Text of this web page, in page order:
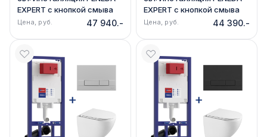
EXPERT с кнопкой смыва
хром глянец + унитаз
Цена, руб. 47 940.-
EXPERT с кнопкой смыва
белый глянец + унитаз
Цена, руб. 44 390.-